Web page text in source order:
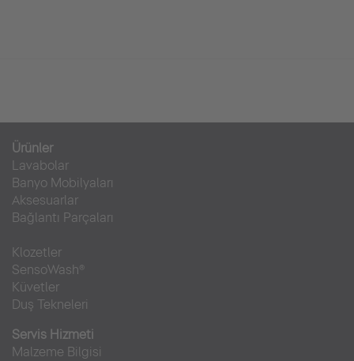
Ürünler
Lavabolar
Banyo Mobilyaları
Aksesuarlar
Bağlantı Parçaları
Klozetler
SensoWash®
Küvetler
Duş Tekneleri
Servis Hizmeti
Malzeme Bilgisi